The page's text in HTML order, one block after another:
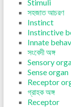
Stimuli
সহজাত আচরণ
Instinct
Instinctive
Innate
সংবেদী অঙ্গ
Sensory
Sense organ
Receptor
গ্রাহক অঙ্গ
Receptor